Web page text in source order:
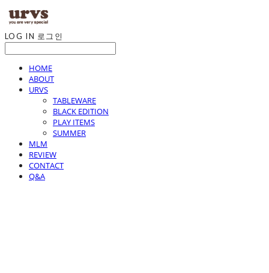
LOG IN 로그인
HOME
ABOUT
URVS
TABLEWARE
BLACK EDITION
PLAY ITEMS
SUMMER
MLM
REVIEW
CONTACT
Q&A